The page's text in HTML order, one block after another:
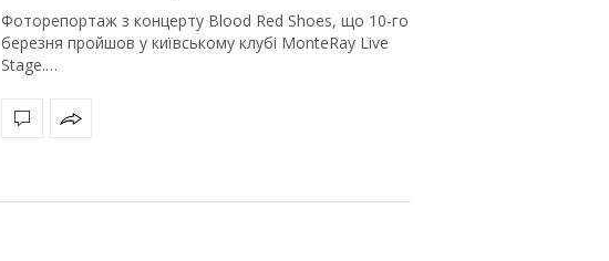
Фоторепортаж з концерту Blood Red Shoes, що 10-го
березня пройшов у київському клубі MonteRay Live
Stage.…